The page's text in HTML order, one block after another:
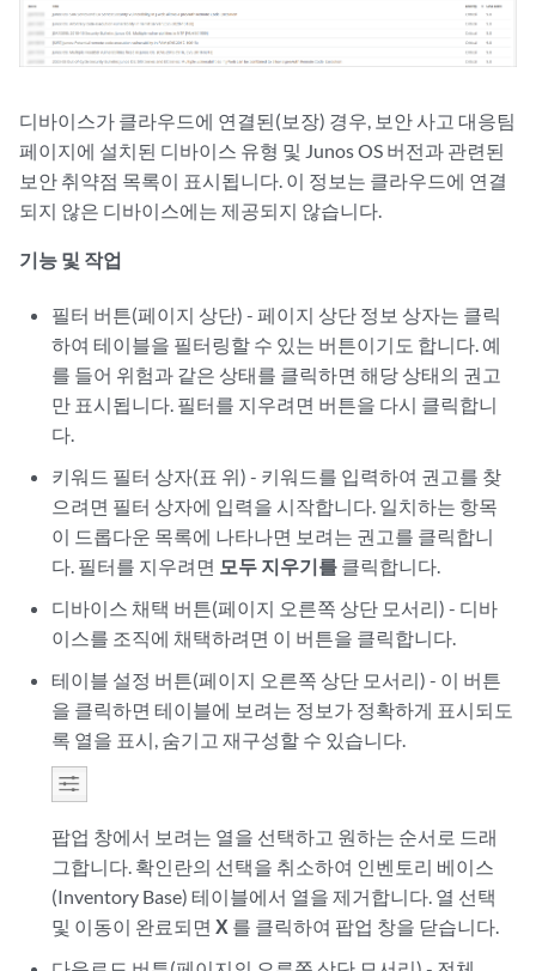
디바이스가 클라우드에 연결된(보장) 경우, 보안 사고 대응팀
페이지에 설치된 디바이스 유형 및 Junos OS 버전과 관련된
보안 취약점 목록이 표시됩니다. 이 정보는 클라우드에 연결
되지 않은 디바이스에는 제공되지 않습니다.
기능 및 작업
필터 버튼(페이지 상단) - 페이지 상단 정보 상자는 클릭
하여 테이블을 필터링할 수 있는 버튼이기도 합니다. 예
를 들어 위험과 같은 상태를 클릭하면 해당 상태의 권고
만 표시됩니다. 필터를 지우려면 버튼을 다시 클릭합니
다.
키워드 필터 상자(표 위) - 키워드를 입력하여 권고를 찾
으려면 필터 상자에 입력을 시작합니다. 일치하는 항목
이 드롭다운 목록에 나타나면 보려는 권고를 클릭합니
다. 필터를 지우려면 모두 지우기를 클릭합니다.
디바이스 채택 버튼(페이지 오른쪽 상단 모서리) - 디바
이스를 조직에 채택하려면 이 버튼을 클릭합니다.
테이블 설정 버튼(페이지 오른쪽 상단 모서리) - 이 버튼
을 클릭하면 테이블에 보려는 정보가 정확하게 표시되도
록 열을 표시, 숨기고 재구성할 수 있습니다.
팝업 창에서 보려는 열을 선택하고 원하는 순서로 드래
그합니다. 확인란의 선택을 취소하여 인벤토리 베이스
(Inventory Base) 테이블에서 열을 제거합니다. 열 선택
및 이동이 완료되면X 를 클릭하여 팝업 창을 닫습니다.